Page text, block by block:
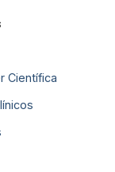
Científica